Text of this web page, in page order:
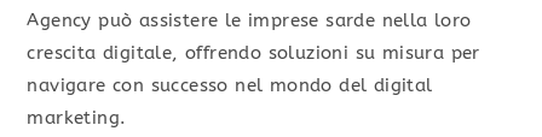
Agency può assistere le imprese sarde nella loro
crescita digitale, offrendo soluzioni su misura per
navigare con successo nel mondo del digital
marketing.